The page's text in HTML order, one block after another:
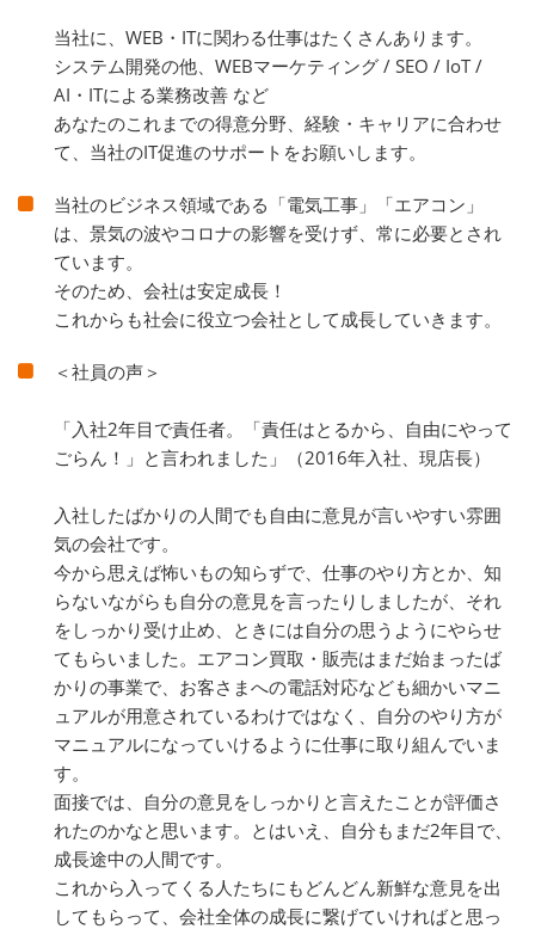
当社に、WEB・ITに関わる仕事はたくさんあります。
システム開発の他、WEBマーケティング / SEO / IoT /
AI・ITによる業務改善 など
あなたのこれまでの得意分野、経験・キャリアに合わせ
て、当社のIT促進のサポートをお願いします。
当社のビジネス領域である「電気工事」「エアコン」
は、景気の波やコロナの影響を受けず、常に必要とされ
ています。
そのため、会社は安定成長！
これからも社会に役立つ会社として成長していきます。
＜社員の声＞
「入社2年目で責任者。「責任はとるから、自由にやって
ごらん！」と言われました」（2016年入社、現店長）
入社したばかりの人間でも自由に意見が言いやすい雰囲
気の会社です。
今から思えば怖いもの知らずで、仕事のやり方とか、知
らないながらも自分の意見を言ったりしましたが、それ
をしっかり受け止め、ときには自分の思うようにやらせ
てもらいました。エアコン買取・販売はまだ始まったば
かりの事業で、お客さまへの電話対応なども細かいマニ
ュアルが用意されているわけではなく、自分のやり方が
マニュアルになっていけるように仕事に取り組んでいま
す。
面接では、自分の意見をしっかりと言えたことが評価さ
れたのかなと思います。とはいえ、自分もまだ2年目で、
成長途中の人間です。
これから入ってくる人たちにもどんどん新鮮な意見を出
してもらって、会社全体の成長に繋げていければと思っ